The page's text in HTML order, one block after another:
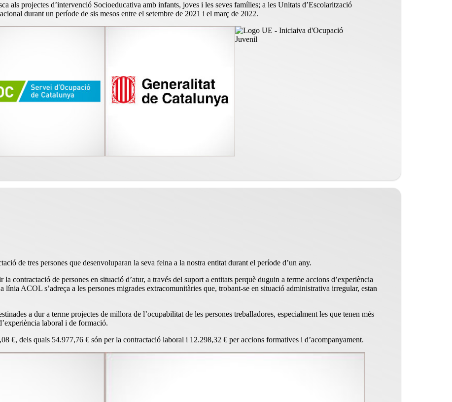
als projectes d’intervenció Socioeducativa amb infants, joves i les seves famílies; a les Unitats d’Escolarització
durant un període de sis mesos entre el setembre de 2021 i el març de 2022.
de tres persones que desenvoluparan la seva feina a la nostra entitat durant el període d’un any.
contractació de persones en situació d’atur, a través del suport a entitats perquè duguin a terme accions d’experiència
ACOL s’adreça a les persones migrades extracomunitàries que, trobant-se en situació administrativa irregular, estan
a dur a terme projectes de millora de l’ocupabilitat de les persones treballadores, especialment les que tenen més
laboral i de formació.
€, dels quals 54.977,76 € són per la contractació laboral i 12.298,32 € per accions formatives i d’acompanyament.